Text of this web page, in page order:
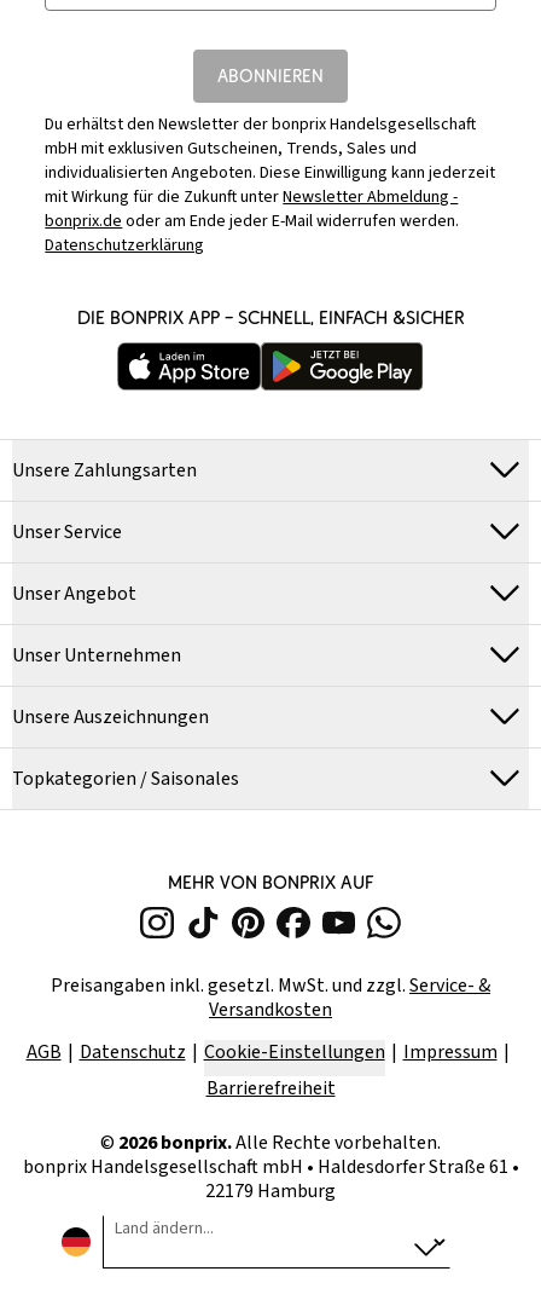
ABONNIEREN
Du erhältst den Newsletter der bonprix Handelsgesellschaft
mbH mit exklusiven Gutscheinen, Trends, Sales und
individualisierten Angeboten. Diese Einwilligung kann jederzeit
mit Wirkung für die Zukunft unterNewsletter Abmeldung -
bonprix.deoder am Ende jeder E-Mail widerrufen werden.
Datenschutzerklärung
DIE BONPRIX APP – SCHNELL, EINFACH &SICHER
Unsere Zahlungsarten
Unser Service
Unser Angebot
Unser Unternehmen
Unsere Auszeichnungen
Topkategorien / Saisonales
MEHR VON BONPRIX AUF
Preisangaben inkl. gesetzl. MwSt. und zzgl.Service- &
Versandkosten
AGB
Datenschutz Cookie-Einstellungen
Impressum
Barrierefreiheit
© 2026bonprix.Alle Rechte vorbehalten.
bonprix Handelsgesellschaft mbH • Haldesdorfer Straße 61 •
22179 Hamburg
Land ändern...